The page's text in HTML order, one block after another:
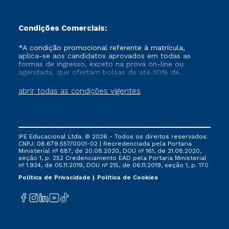
Condições Comerciais:
abrir todas as condições vigentes
*A condição promocional referente à matrícula,
aplica-se aos candidatos aprovados em todas as
formas de ingresso, exceto na prova on-line ou
agendada, que ofertam bolsas de até 50% de
que ainda não tenham efetivado e/ou não tenham
cancelado ou trancado sua matrícula em uma das
via FIES, Prouni e outros programas governamentais, e
não se acumula com nenhuma outra campanha
ofertada pela Instituição.
IPE Educacional Ltda. © 2026 - Todos os direitos reservados.
CNPJ: 08.679.557/0001-02 | Recredenciada pela Portaria
Ministerial nº 687, de 20.08.2020, DOU nº 161, de 21.08.2020,
seção 1, p. 252 Credenciamento EAD pela Portaria Ministerial
nº 1.934, de 05.11.2019, DOU nº 215, de 06.11.2019, seção 1, p. 170
Política de Privacidade
Política de Cookies